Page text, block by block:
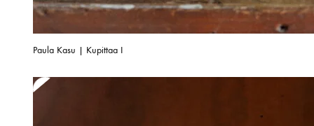
Paula Kasu | Kupittaa I